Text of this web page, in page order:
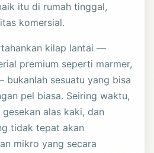
itu di rumah tinggal,
komersial.
kilap lantai —
premium seperti marmer,
sesuatu yang bisa
pel biasa. Seiring waktu,
alas kaki, dan
tidak tepat akan
mikro yang secara